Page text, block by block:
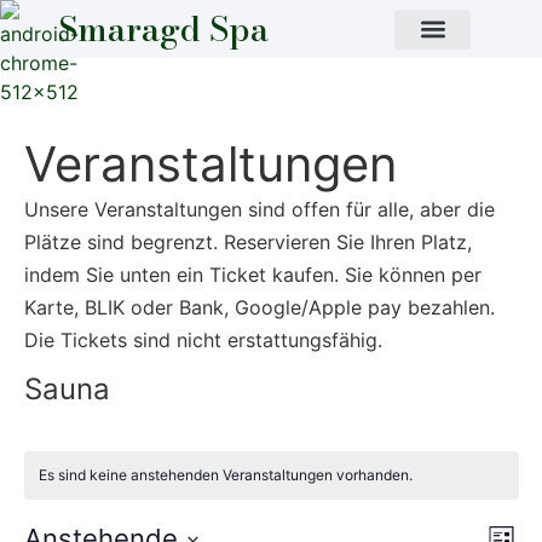
Smaragd Spa
Veranstaltungen
Unsere Veranstaltungen sind offen für alle, aber die
Plätze sind begrenzt. Reservieren Sie Ihren Platz,
indem Sie unten ein Ticket kaufen. Sie können per
Karte, BLIK oder Bank, Google/Apple pay bezahlen.
Die Tickets sind nicht erstattungsfähig.
Sauna
Es sind keine anstehenden Veranstaltungen vorhanden.